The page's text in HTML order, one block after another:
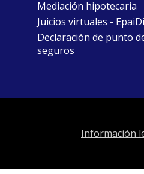
Mediación hipotecaria
Juicios virtuales -
Declaración de punto
seguros
Información